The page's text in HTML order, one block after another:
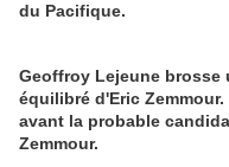
du Pacifique.
Geoffroy Lejeune brosse
équilibré d'Eric
avant la probable
Zemmour.